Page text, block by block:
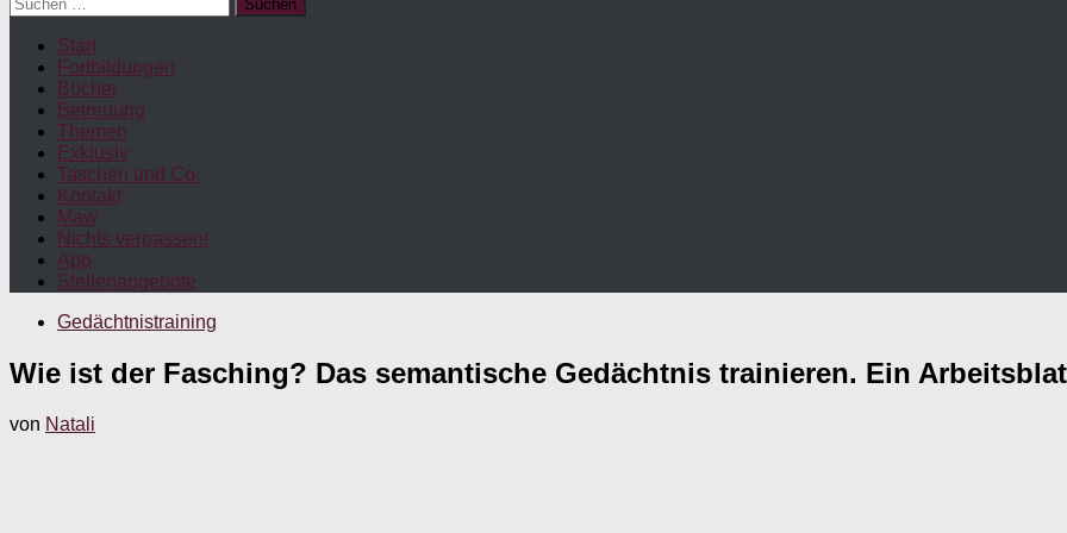
nach:
Start
Fortbildungen
Bücher
Betreuung
Themen
Exklusiv
Taschen und Co.
Kontakt
Maw
Nichts verpassen!
App
Stellenangebote
Gedächtnistraining
Wie ist der Fasching? Das semantische Gedächtnis trainieren. Ein
von Natali